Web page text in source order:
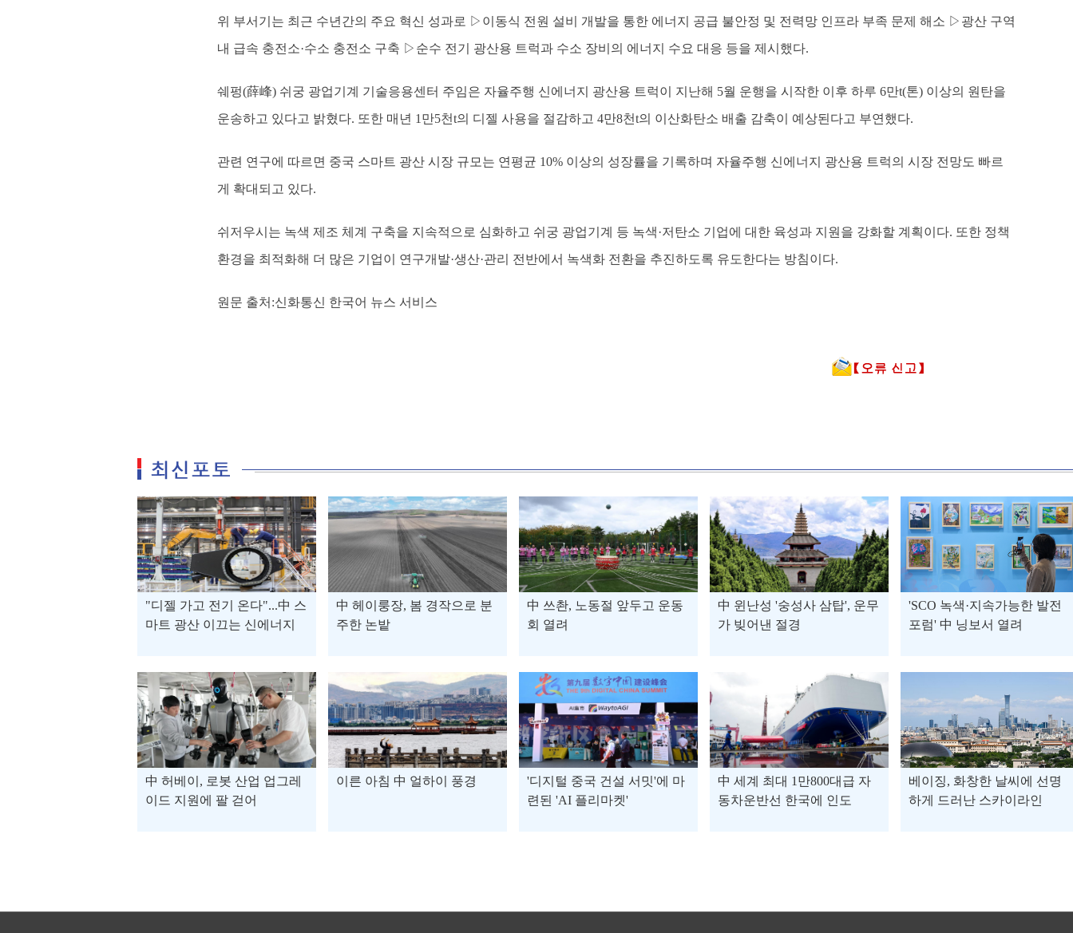
위 부서기는 최근 수년간의 주요 혁신 성과로 ▷이동식 전원 설비 개발을 통한 에너지 공급 불안정 및 전력망 인프라 부족 문제 해소 ▷광산 구역
내 급속 충전소·수소 충전소 구축 ▷순수 전기 광산용 트럭과 수소 장비의 에너지 수요 대응 등을 제시했다.
쉐펑(薛峰) 쉬궁 광업기계 기술응용센터 주임은 자율주행 신에너지 광산용 트럭이 지난해 5월 운행을 시작한 이후 하루 6만t(톤) 이상의 원탄을
운송하고 있다고 밝혔다. 또한 매년 1만5천t의 디젤 사용을 절감하고 4만8천t의 이산화탄소 배출 감축이 예상된다고 부연했다.
관련 연구에 따르면 중국 스마트 광산 시장 규모는 연평균 10% 이상의 성장률을 기록하며 자율주행 신에너지 광산용 트럭의 시장 전망도 빠르
게 확대되고 있다.
쉬저우시는 녹색 제조 체계 구축을 지속적으로 심화하고 쉬궁 광업기계 등 녹색·저탄소 기업에 대한 육성과 지원을 강화할 계획이다. 또한 정책
환경을 최적화해 더 많은 기업이 연구개발·생산·관리 전반에서 녹색화 전환을 추진하도록 유도한다는 방침이다.
원문 출처:신화통신 한국어 뉴스 서비스
"디젤 가고 전기 온다"...中 스
마트 광산 이끄는 신에너지
中 헤이룽장, 봄 경작으로 분
주한 논밭
中 쓰촨, 노동절 앞두고 운동
회 열려
中 윈난성 '숭성사 삼탑', 운무
가 빚어낸 절경
'SCO 녹색·지속가능한 발전
포럼' 中 닝보서 열려
中 허베이, 로봇 산업 업그레
이드 지원에 팔 걷어
이른 아침 中 얼하이 풍경
'디지털 중국 건설 서밋'에 마
련된 'AI 플리마켓'
中 세계 최대 1만800대급 자
동차운반선 한국에 인도
베이징, 화창한 날씨에 선명
하게 드러난 스카이라인